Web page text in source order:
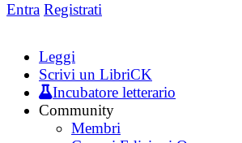
Entra Registrati
Leggi
Scrivi un LibriCK
Incubatore letterario
Community
Membri